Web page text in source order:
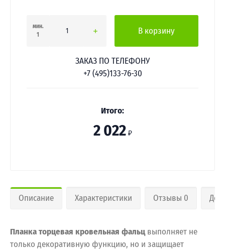
мин.
1
В корзину
ЗАКАЗ ПО ТЕЛЕФОНУ
+7 (495)133-76-30
Итого:
2 022 ₽
Описание Характеристики Отзывы 0
Планка торцевая кровельная фальцвыполняет не
только декоративную функцию, но и защищает